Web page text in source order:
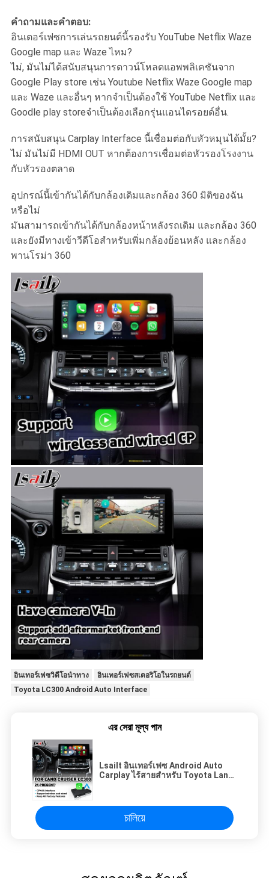
คําถามและคําตอบ:
อินเตอร์เฟซการเล่นรถยนต์นี้รองรับ YouTube Netflix Waze
Google map และ Waze ไหม?
ไม่, มันไม่ได้สนับสนุนการดาวน์โหลดแอพพลิเคชันจาก
Google Play store เช่น Youtube Netflix Waze Google map
และ Waze และอื่นๆ หากจําเป็นต้องใช้ YouTube Netflix และ
Goodle play storeจําเป็นต้องเลือกรุ่นแอนไดรอยด์อื่น.
การสนับสนุน Carplay Interface นี้เชื่อมต่อกับหัวหมุนได้มั้ย?
ไม่ มันไม่มี HDMI OUT หากต้องการเชื่อมต่อหัวรองโรงงาน
กับหัวรองตลาด
อุปกรณ์นี้เข้ากันได้กับกล้องเดิมและกล้อง 360 มิติของฉัน
หรือไม่
มันสามารถเข้ากันได้กับกล้องหน้าหลังรถเดิม และกล้อง 360
และยังมีทางเข้าวีดีโอสําหรับเพิ่มกล้องย้อนหลัง และกล้อง
พานโรม่า 360
อินเทอร์เฟซวิดีโอนำทาง
อินเทอร์เฟซสเตอริโอในรถยนต์
Toyota LC300 Android Auto Interface
এর সেরা মূল্য পান
Lsailt อินเทอร์เฟซ Android Auto
Carplay ไร้สายสำหรับ Toyota Land
চালিয়ে